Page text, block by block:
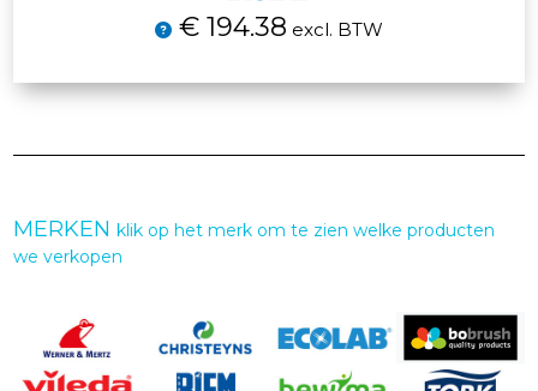
€ 194.38 excl. BTW
MERKENklik op het merk om te zien welke producten
we verkopen